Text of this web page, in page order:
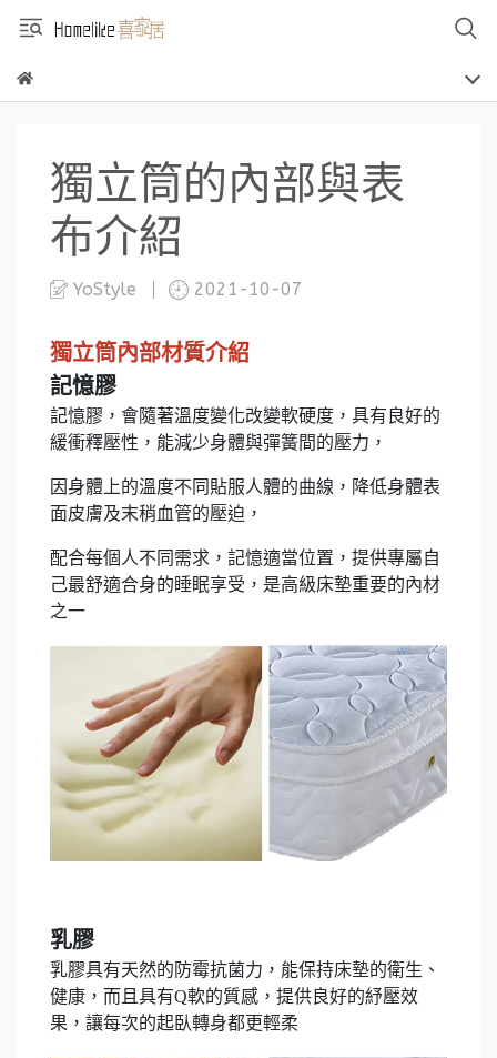
獨立筒的內部與表
布介紹
YoStyle 2021-10-07
獨立筒內部材質介紹
記憶膠
記憶膠，會隨著溫度變化改變軟硬度，具有良好的
緩衝釋壓性，能減少身體與彈簧間的壓力，
因身體上的溫度不同貼服人體的曲線，降低身體表
面皮膚及末稍血管的壓迫，
配合每個人不同需求，記憶適當位置，提供專屬自
己最舒適合身的睡眠享受，是高級床墊重要的內材
之一
乳膠
乳膠具有天然的防霉抗菌力，能保持床墊的衛生、
健康，而且具有Q軟的質感，提供良好的紓壓效
果，讓每次的起臥轉身都更輕柔